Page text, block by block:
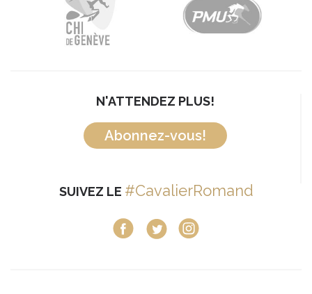
N'ATTENDEZ PLUS!
Abonnez-vous!
SUIVEZ LE #CavalierRomand